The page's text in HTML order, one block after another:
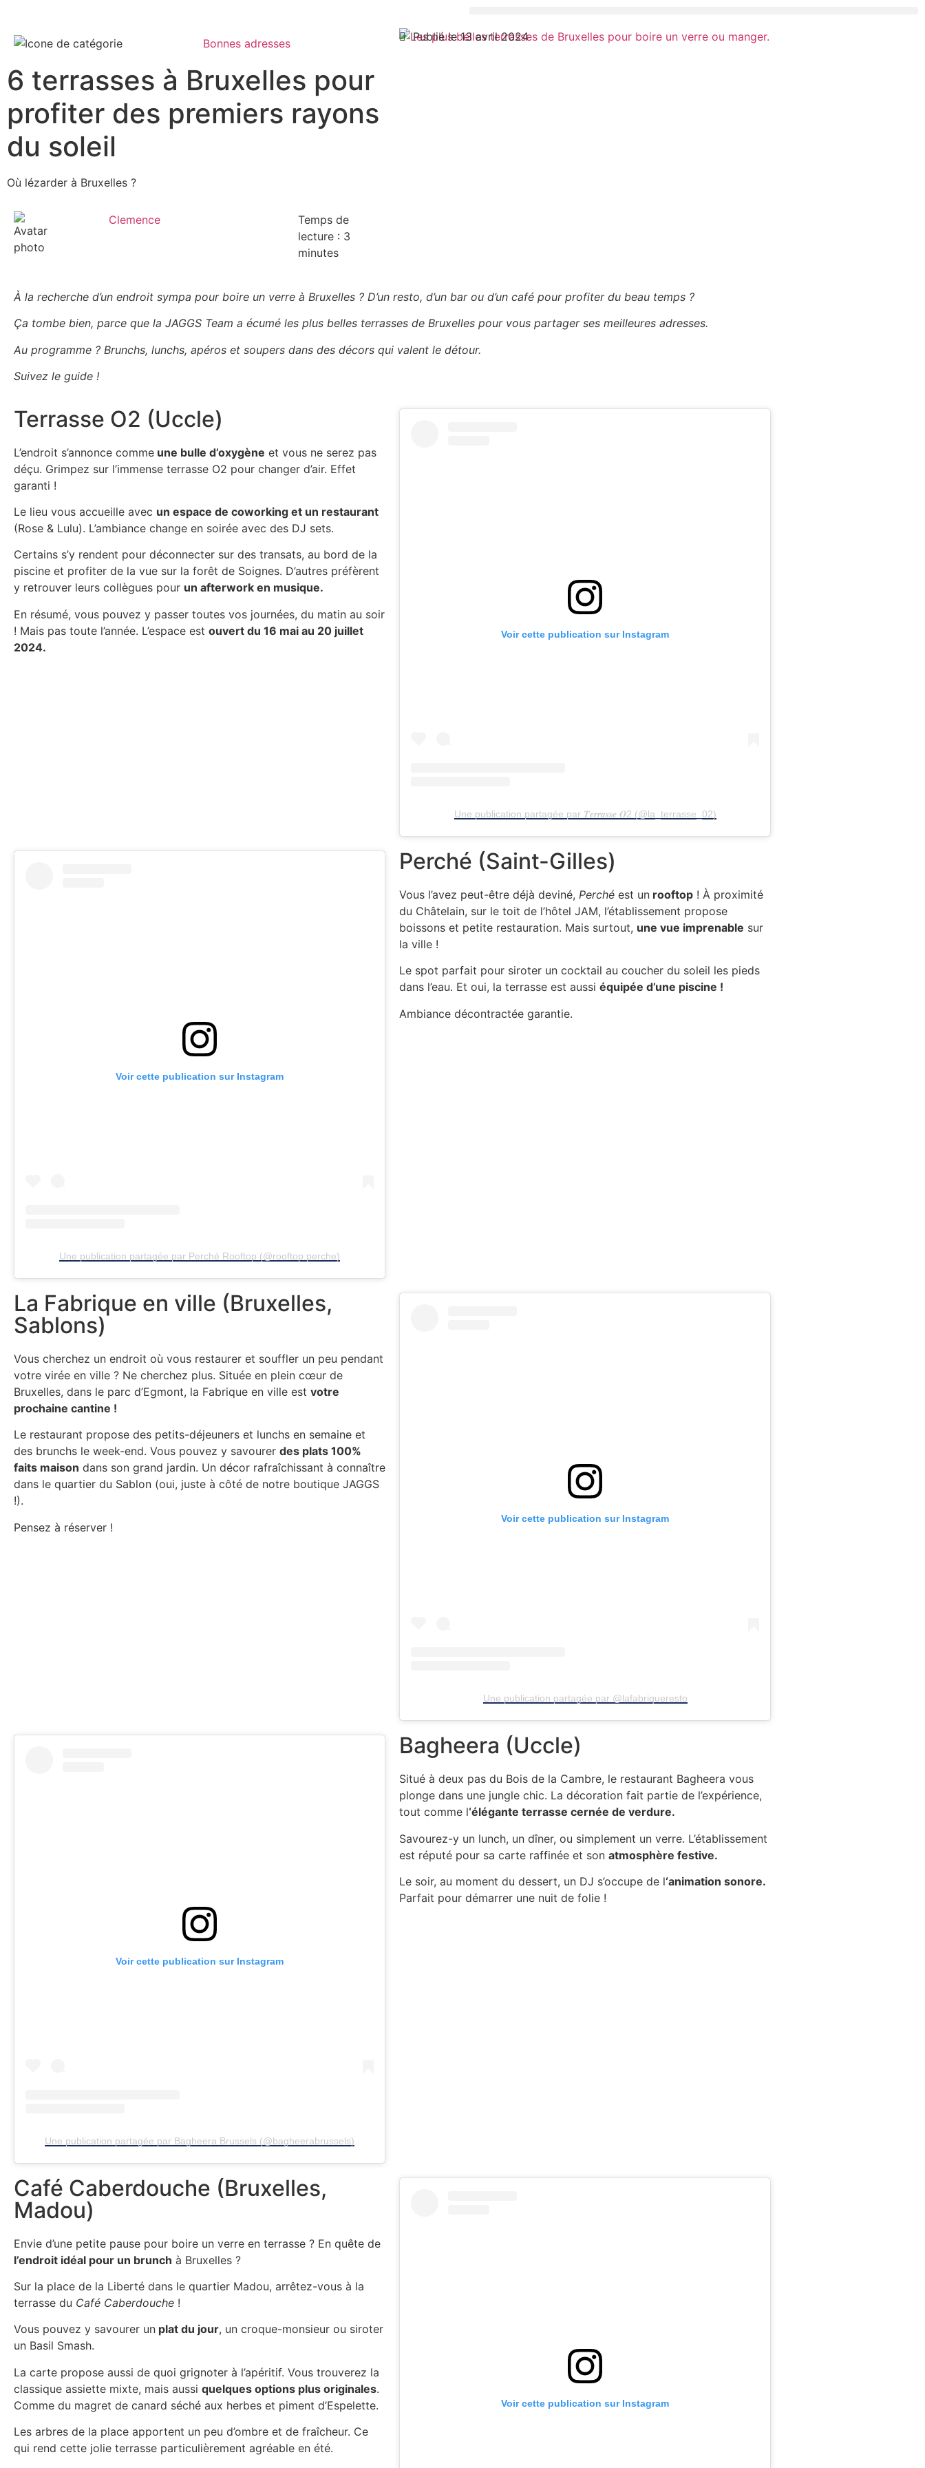
Bonnes adresses
6 terrasses à Bruxelles pour
profiter des premiers rayons
du soleil
Où lézarder à Bruxelles ?
Clemence
Temps de
lecture : 3
minutes
Publié le 13 avril 2024
À la recherche d’un endroit sympa pour boire un verre à Bruxelles ? D’un resto, d’un bar ou d’un café pour profiter du beau temps ?
Ça tombe bien, parce que la JAGGS Team a écumé les plus belles terrasses de Bruxelles pour vous partager ses meilleures adresses.
Au programme ? Brunchs, lunchs, apéros et soupers dans des décors qui valent le détour.
Suivez le guide !
Terrasse O2 (Uccle)
L’endroit s’annonce comme une bulle d’oxygène et vous ne serez pas
déçu. Grimpez sur l’immense terrasse O2 pour changer d’air. Effet
garanti !
Le lieu vous accueille avec un espace de coworking et un restaurant
(Rose & Lulu). L’ambiance change en soirée avec des DJ sets.
Certains s’y rendent pour déconnecter sur des transats, au bord de la
piscine et profiter de la vue sur la forêt de Soignes. D’autres préfèrent
y retrouver leurs collègues pour un afterwork en musique.
En résumé, vous pouvez y passer toutes vos journées, du matin au soir
! Mais pas toute l’année. L’espace est ouvert du 16 mai au 20 juillet
2024.
Voir cette publication sur Instagram
Une publication partagée par 𝑻𝒆𝒓𝒓𝒂𝒔𝒔𝒆 𝑶2 (@la_terrasse_02)
Voir cette publication sur Instagram
Une publication partagée par Perché Rooftop (@rooftop.perche)
Perché (Saint-Gilles)
Vous l’avez peut-être déjà deviné, Perché est un rooftop ! À proximité
du Châtelain, sur le toit de l’hôtel JAM, l’établissement propose
boissons et petite restauration. Mais surtout, une vue imprenable sur
la ville !
Le spot parfait pour siroter un cocktail au coucher du soleil les pieds
dans l’eau. Et oui, la terrasse est aussi équipée d’une piscine !
Ambiance décontractée garantie.
La Fabrique en ville (Bruxelles,
Sablons)
Vous cherchez un endroit où vous restaurer et souffler un peu pendant
votre virée en ville ? Ne cherchez plus. Située en plein cœur de
Bruxelles, dans le parc d’Egmont, la Fabrique en ville est votre
prochaine cantine !
Le restaurant propose des petits-déjeuners et lunchs en semaine et
des brunchs le week-end. Vous pouvez y savourer des plats 100%
faits maison dans son grand jardin. Un décor rafraîchissant à connaître
dans le quartier du Sablon (oui, juste à côté de notre boutique JAGGS
!).
Pensez à réserver !
Voir cette publication sur Instagram
Une publication partagée par @lafabriqueresto
Voir cette publication sur Instagram
Une publication partagée par Bagheera Brussels (@bagheerabrussels)
Bagheera (Uccle)
Situé à deux pas du Bois de la Cambre, le restaurant Bagheera vous
plonge dans une jungle chic. La décoration fait partie de l’expérience,
tout comme l‘élégante terrasse cernée de verdure.
Savourez-y un lunch, un dîner, ou simplement un verre. L’établissement
est réputé pour sa carte raffinée et son atmosphère festive.
Le soir, au moment du dessert, un DJ s’occupe de l‘animation sonore.
Parfait pour démarrer une nuit de folie !
Café Caberdouche (Bruxelles,
Madou)
Envie d’une petite pause pour boire un verre en terrasse ? En quête de
l’endroit idéal pour un brunch à Bruxelles ?
Sur la place de la Liberté dans le quartier Madou, arrêtez-vous à la
terrasse du Café Caberdouche !
Vous pouvez y savourer un plat du jour, un croque-monsieur ou siroter
un Basil Smash.
La carte propose aussi de quoi grignoter à l’apéritif. Vous trouverez la
classique assiette mixte, mais aussi quelques options plus originales.
Comme du magret de canard séché aux herbes et piment d’Espelette.
Les arbres de la place apportent un peu d’ombre et de fraîcheur. Ce
qui rend cette jolie terrasse particulièrement agréable en été.
Voir cette publication sur Instagram